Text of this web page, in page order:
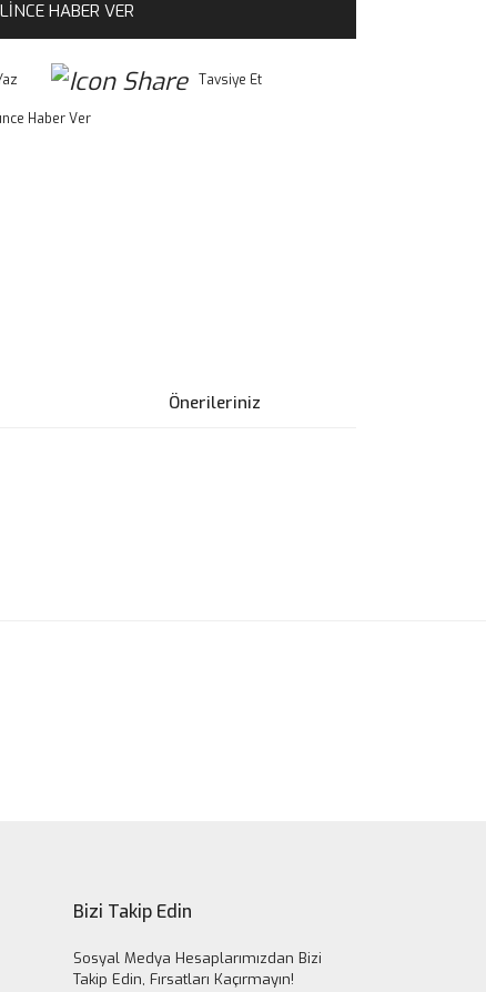
HABER VER
Tavsiye Et
Haber Ver
Önerileriniz
Bizi Takip Edin
Sosyal Medya Hesaplarımızdan Bizi
Takip Edin, Fırsatları Kaçırmayın!